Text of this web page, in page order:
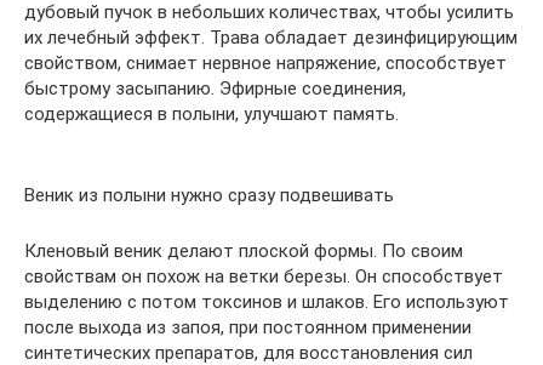
дубовый пучок в небольших количествах, чтобы усилить
их лечебный эффект. Трава обладает дезинфицирующим
свойством, снимает нервное напряжение, способствует
быстрому засыпанию. Эфирные соединения,
содержащиеся в полыни, улучшают память.
Веник из полыни нужно сразу подвешивать
Кленовый веник делают плоской формы. По своим
свойствам он похож на ветки березы. Он способствует
выделению с потом токсинов и шлаков. Его используют
после выхода из запоя, при постоянном применении
синтетических препаратов, для восстановления сил